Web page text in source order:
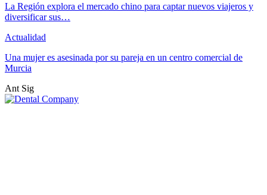
La Región explora el mercado chino para captar nuevos viajeros y
diversificar sus…
Actualidad
Una mujer es asesinada por su pareja en un centro comercial de
Murcia
Ant Sig